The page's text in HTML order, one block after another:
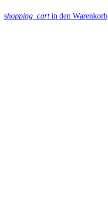
shopping_cartin den Warenkorb